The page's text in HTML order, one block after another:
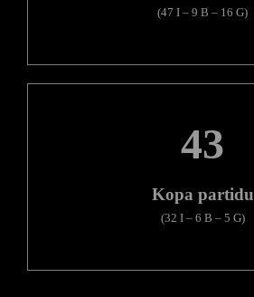
(47 I – 9 B – 16 G)
43
Kopa partidu
(32 I – 6 B – 5 G)